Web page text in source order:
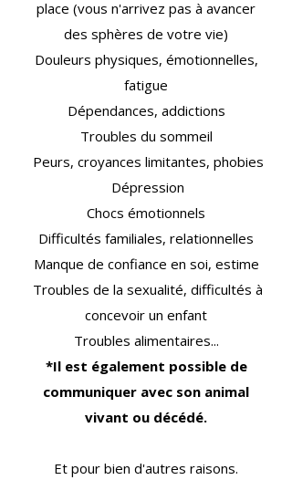
place (vous n'arrivez pas à avancer
des sphères de votre vie)
Douleurs physiques, émotionnelles,
fatigue
Dépendances, addictions
Troubles du sommeil
Peurs, croyances limitantes, phobies
Dépression
Chocs émotionnels
Difficultés familiales, relationnelles
Manque de confiance en soi, estime
Troubles de la sexualité, difficultés à
concevoir un enfant
Troubles alimentaires...
*Il est également possible de
communiquer avec son animal
vivant ou décédé.
Et pour bien d'autres raisons.​